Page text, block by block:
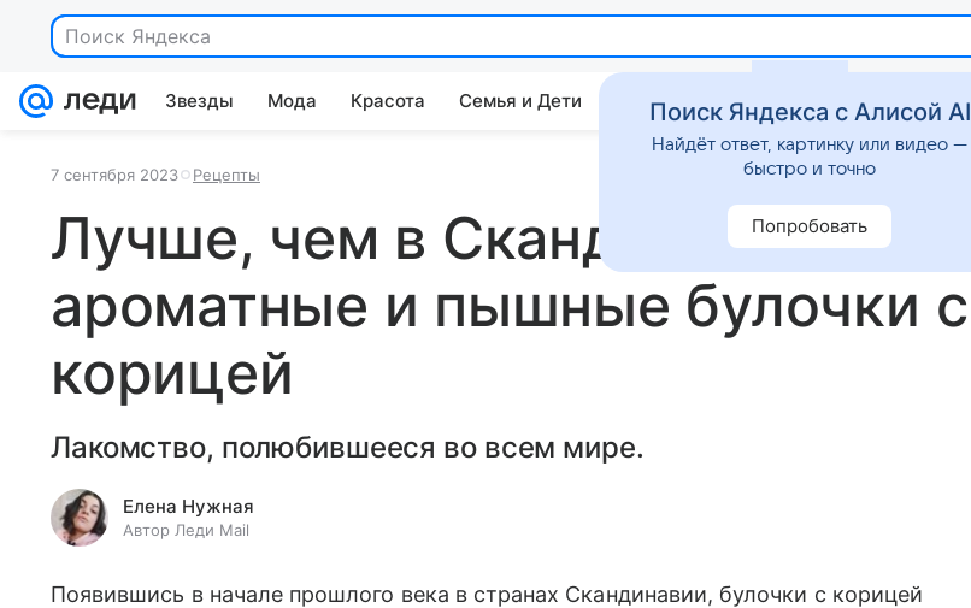
Поиск Яндекса
Звезды Мода Красота Семья и Дети Дом Гороскопы Стиль жизни
7 сентября 2023 Рецепты
Лучше, чем в Скандинавии:
ароматные и пышные булочки с
корицей
Лакомство, полюбившееся во всем мире.
Елена Нужная
Автор Леди Mail
Появившись в начале прошлого века в странах Скандинавии, булочки с корицей
Поиск Яндекса с Алисой AI
Найдёт ответ, картинку или видео —
быстро и точно
Попробовать